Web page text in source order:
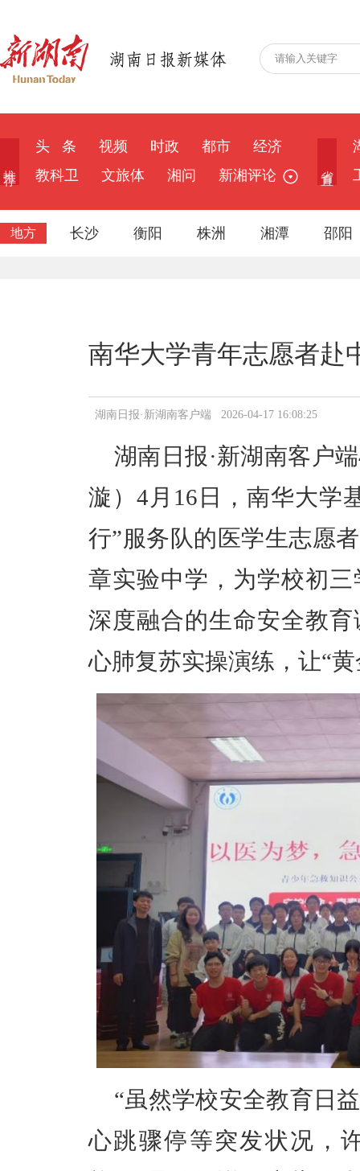
头 条 视频 时政 都市
经济
教科卫
文旅体 湘问 新湘评论
地方 长沙 衡阳 株洲 湘潭 邵阳
南华大学青年志愿者赴
湖南日报·新湖南客户端 2026-04-17 16:08:25
湖南日报·新湖南客户
漩 ） 4月16日，南华大学
行”服务队的医学生志愿
章实验中学，为学校初
深度融合的生命安全教
心肺复苏实操演练， 让“
“虽然学校安全教育日
心跳骤停等突发状况，